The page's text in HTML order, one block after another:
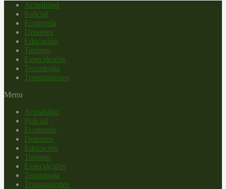
Actualidad
Policial
Economía
Deportes
Educación
Turismo
Espectáculos
Tecnología
Transmisiones
Menu
Actualidad
Policial
Economía
Deportes
Educación
Turismo
Espectáculos
Tecnología
Transmisiones